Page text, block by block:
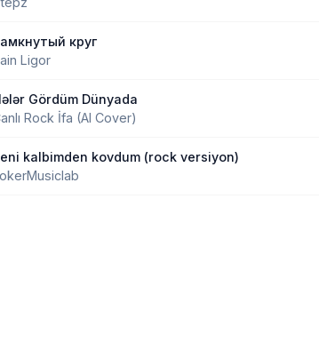
круг
Ligor
Gördüm Dünyada
Rock İfa (AI Cover)
kalbimden kovdum (rock versiyon)